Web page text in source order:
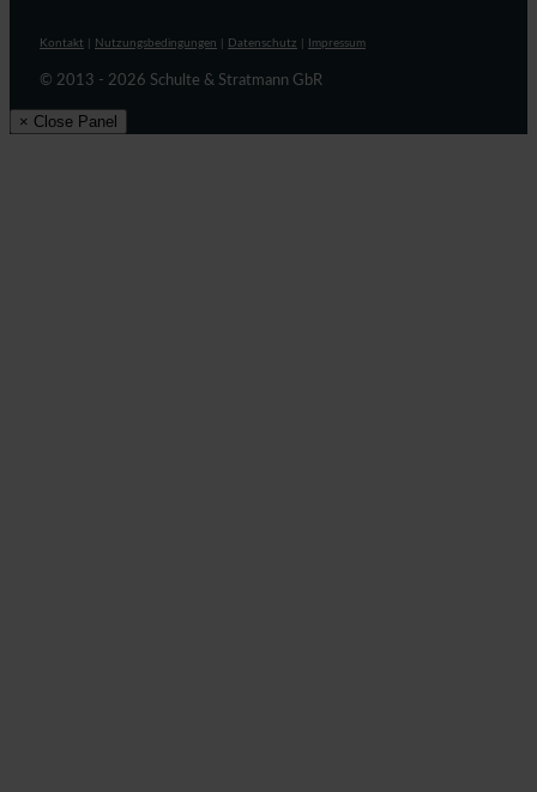
Kontakt Nutzungsbedingungen Datenschutz Impressum
© 2013 - 2026 Schulte & Stratmann GbR
× Close Panel